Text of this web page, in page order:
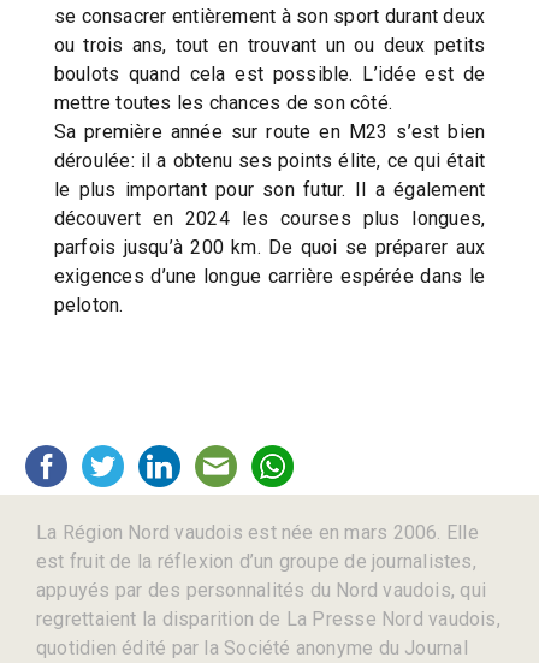
se consacrer entièrement à son sport durant deux
ou trois ans, tout en trouvant un ou deux petits
boulots quand cela est possible. L’idée est de
mettre toutes les chances de son côté.
Sa première année sur route en M23 s’est bien
déroulée: il a obtenu ses points élite, ce qui était
le plus important pour son futur. Il a également
découvert en 2024 les courses plus longues,
parfois jusqu’à 200 km. De quoi se préparer aux
exigences d’une longue carrière espérée dans le
peloton.
La Région Nord vaudois est née en mars 2006. Elle
est fruit de la réflexion d’un groupe de journalistes,
appuyés par des personnalités du Nord vaudois, qui
regrettaient la disparition de La Presse Nord vaudois,
quotidien édité par la Société anonyme du Journal